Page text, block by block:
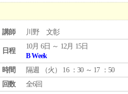
講師 川野 文彰
日程
10月 6日 ～ 12月 15日
B Week
時間
隔週 （火 ） 16 ：30 ～ 17 ：50
回数
全6回